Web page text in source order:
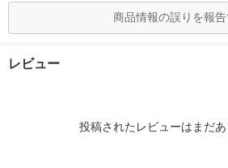
商品情報の誤りを報告
レビュー
投稿されたレビューはまだあ